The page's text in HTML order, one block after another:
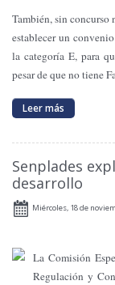
También, sin concurso
establecer un
la categoría E, para
pesar de que no tiene
Leer más
Senplades
desarrollo
Miércoles, 18 de
La Comisión
Regulación y